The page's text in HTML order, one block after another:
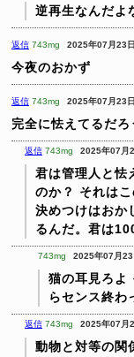
逆再生なんだよ
返信 743mg 2025年07月23
今夜のおかず
返信 743mg 2025年07月23
完全に怯えてるだろ
返信 743mg 2025年07月
君は管理人と怯
のか？
それは
決めつけはおか
るんだ。君は
743mg 2025年07月
猫の耳見ろよ
らセンス終わ
返信 743mg 2025年07月
動物と対等の関